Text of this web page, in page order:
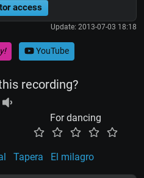
access
Update: 2013-07-03 18:18
YouTube
recording?
For dancing
Tapera El milagro